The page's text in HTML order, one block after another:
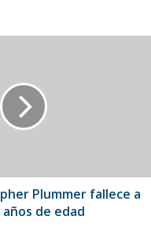
Plummer fallece a
años de edad